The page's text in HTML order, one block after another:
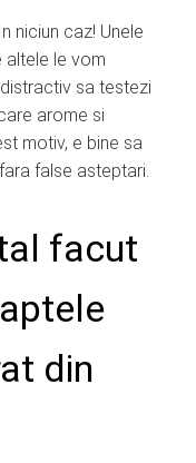
niciun caz! Unele
altele le vom
sa testezi
arome si
motiv, e bine sa
false asteptari.
facut
din